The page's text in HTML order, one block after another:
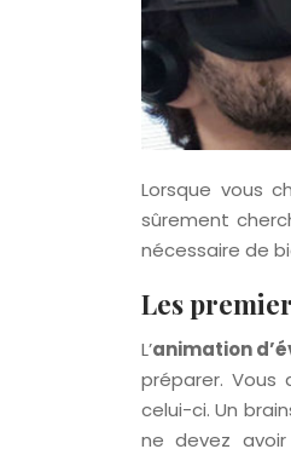
Lorsque vous
sûrement
nécessaire de
Les
L’animation
préparer.
celui-ci. Un
ne devez